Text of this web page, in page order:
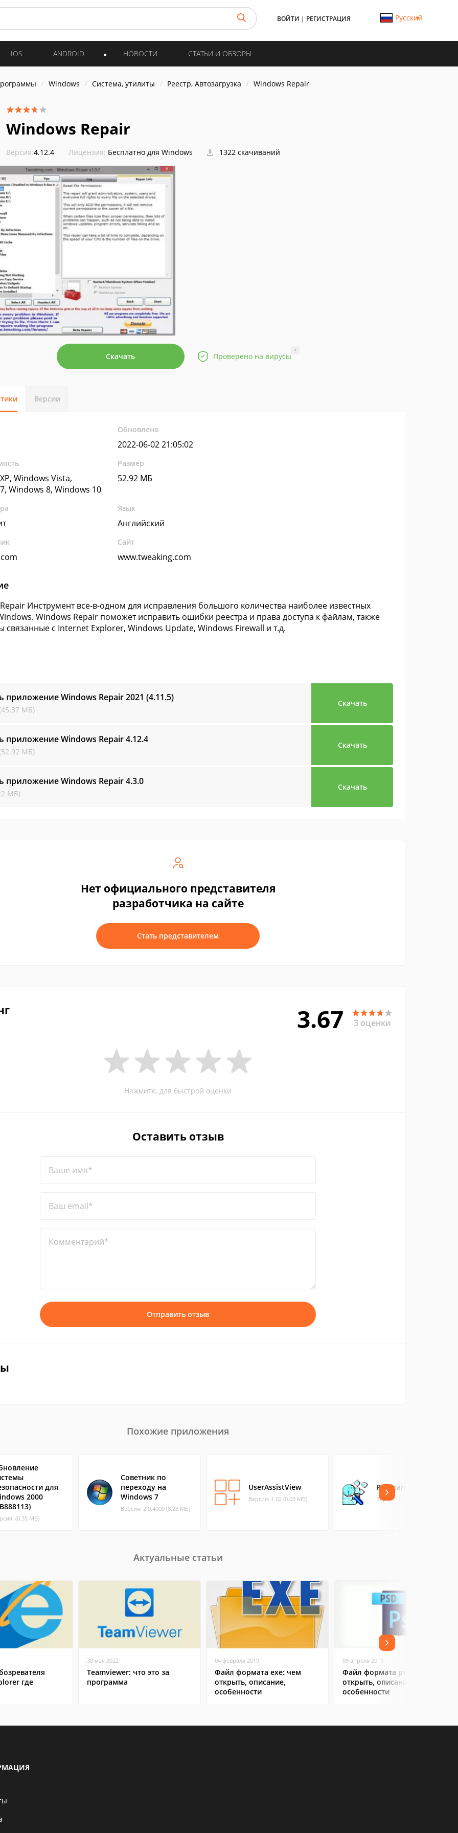
ВОЙТИ | РЕГИСТРАЦИЯ Русский
IOS ANDROID НОВОСТИ СТАТЬИ И ОБЗОРЫ
Windows Система, утилиты Реестр, Автозагрузка Windows Repair
Windows Repair
Версия:4.12.4 Лицензия: Бесплатно для Windows 1322 скачиваний
Скачать Проверено на вирусы
?
Версии
Обновлено
2022-06-02 21:05:02
Windows Vista,
Windows 8, Windows 10
Размер
52.92 МБ
Язык
Английский
Сайт
www.tweaking.com
Инструмент все-в-одном для исправления большого количества наиболее известных
Windows Repair поможет исправить ошибки реестра и права доступа к файлам, также
связанные с Internet Explorer, Windows Update, Windows Firewall и т.д.
приложение Windows Repair2021 (4.11.5)
МБ)
Скачать
приложение Windows Repair4.12.4
МБ)
Скачать
приложение Windows Repair4.3.0
МБ)
Скачать
Нет официального представителя
разработчика на сайте
Стать представителем
3.67 3 оценки
Нажмите, для быстрой оценки
Оставить отзыв
Ваше имя*
Ваш email*
Комментарий*
Отправить отзыв
Похожие приложения
для
2000
(0.35 МБ)
Советник по
переходу на
Windows 7
Версия: 2.0.4000 (8.28 МБ)
UserAssistView
Версия: 1.02 (0.03 МБ)
RegScanner
Версия: 2.25 (0.09 МБ)
Актуальные статьи
где
30 мая 2022
Teamviewer: что это за
программа
04 февраля 2019
Файл формата exe: чем
открыть, описание,
особенности
09 апреля 2019
Файл формата psd: чем
открыть, описание,
особенности